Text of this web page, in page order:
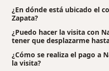
¿En dónde está ubicado el
Zapata?
¿Puedo hacer la visita con
tener que desplazarme
¿Cómo se realiza el pago a
la visita?